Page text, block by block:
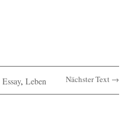
Essay, Leben Nächster Text →